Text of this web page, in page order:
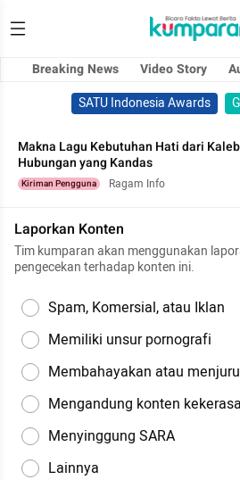
Breaking News Video Story
SATU Indonesia Awards
Makna Lagu Kebutuhan Hati dari
Hubungan yang Kandas
Kiriman Pengguna Ragam Info
Laporkan Konten
Tim kumparan akan menggunakan
pengecekan terhadap konten ini.
Spam, Komersial, atau Iklan
Memiliki unsur pornografi
Membahayakan atau
Mengandung konten
Menyinggung SARA
Lainnya